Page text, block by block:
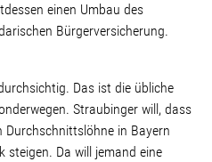
einen Umbau des
Bürgerversicherung.
Das ist die übliche
Straubinger will, dass
Durchschnittslöhne in Bayern
steigen. Da will jemand eine